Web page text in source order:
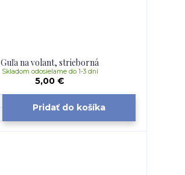
Guľa na volant, strieborná
5,00 €
Skladom odosielame do 1-3 dní
Pridať do košíka